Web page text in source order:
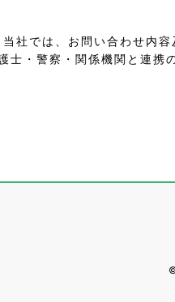
当社では、お問い合わせ内
士・警察・関係機関と連携